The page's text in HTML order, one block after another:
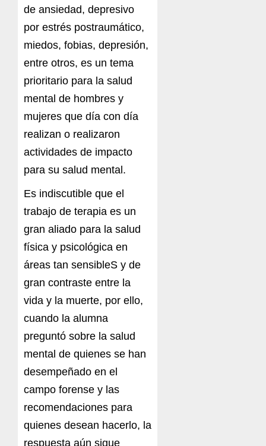
de ansiedad, depresivo
por estrés postraumático,
miedos, fobias, depresión,
entre otros, es un tema
prioritario para la salud
mental de hombres y
mujeres que día con día
realizan o realizaron
actividades de impacto
para su salud mental.
Es indiscutible que el
trabajo de terapia es un
gran aliado para la salud
física y psicológica en
áreas tan sensibleS y de
gran contraste entre la
vida y la muerte, por ello,
cuando la alumna
preguntó sobre la salud
mental de quienes se han
desempeñado en el
campo forense y las
recomendaciones para
quienes desean hacerlo, la
respuesta aún sigue